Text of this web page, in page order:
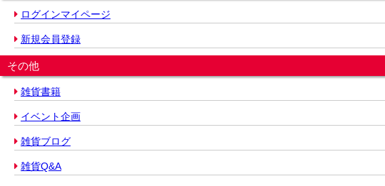
ログインマイページ
新規会員登録
その他
雑貨書籍
イベント企画
雑貨ブログ
雑貨Q&A